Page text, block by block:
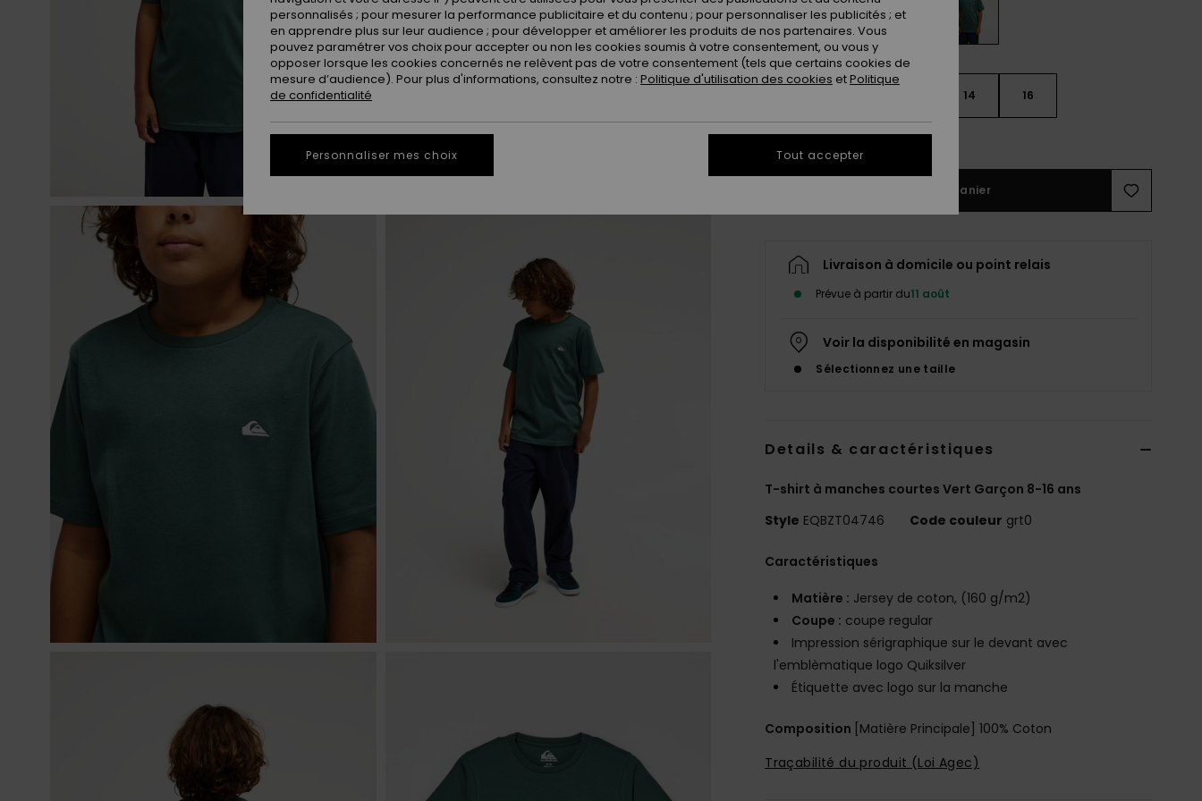
14 16
Voir le Guide des tailles
Ajouter au panier
Livraison à domicile ou point relais
Prévue à partir du11 août
Voir la disponibilité en magasin
Sélectionnez une taille
Details & caractéristiques
T-shirt à manches courtes Vert Garçon 8-16 ans
Style EQBZT04746 Code couleur grt0
Caractéristiques
Matière : Jersey de coton, (160 g/m2)
Coupe : coupe regular
Impression sérigraphique sur le devant avec
l'emblèmatique logo Quiksilver
Étiquette avec logo sur la manche
Composition [Matière Principale] 100% Coton
Traçabilité du produit (Loi Agec)
personnalisés ; pour mesurer la performance publicitaire et du contenu ; pour personnaliser les publicités ; et
en apprendre plus sur leur audience ; pour développer et améliorer les produits de nos partenaires. Vous
pouvez paramétrer vos choix pour accepter ou non les cookies soumis à votre consentement, ou vous y
opposer lorsque les cookies concernés ne relèvent pas de votre consentement (tels que certains cookies de
mesure d’audience). Pour plus d'informations, consultez notre : Politique d'utilisation des cookies etPolitique
de confidentialité
Personnaliser mes choix Tout accepter